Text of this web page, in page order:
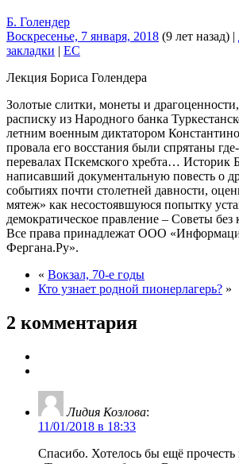
Б. Голендер
Воскресенье, 7 января, 2018 (9 лет назад) |
закладки | EC
Лекция Бориса Голендера
Золотые слитки, монеты и
расписку из Народного банка
летним военным диктатором
провала его восстания были спрятаны
перевалах Пскемского хребта… Историк
написавший документальную повесть о
событиях почти столетней давности,
мятеж» как несостоявшуюся попытку
демократическое правление – Советы без
Все права принадлежат ООО
Фергана.Ру».
« Вокзал, 70-е годы
Кто узнает родной пионерлагерь? »
2 комментария
Лидия Козлова:
11/01/2018 в 18:33
Спасибо. Хотелось бы ещё прочесть